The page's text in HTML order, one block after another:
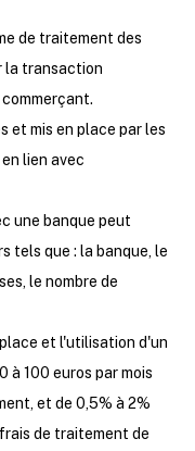
de traitement des
la transaction
et mis en place par les
lien avec
une banque peut
tels que : la banque, le
le nombre de
et l'utilisation d'un
à 100 euros par mois
et de 0,5% à 2%
de traitement de